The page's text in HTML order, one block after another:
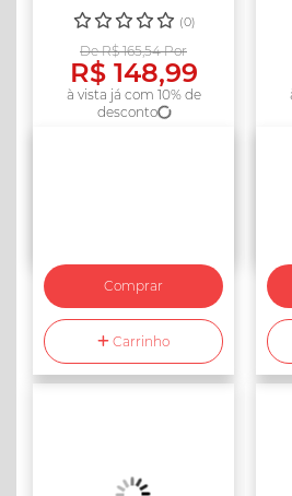
Vermelho Tampa(0)
De R$ 165,54 Por
R$ 148,99
à vista já com 10% de
desconto
Comprar
Carrinho